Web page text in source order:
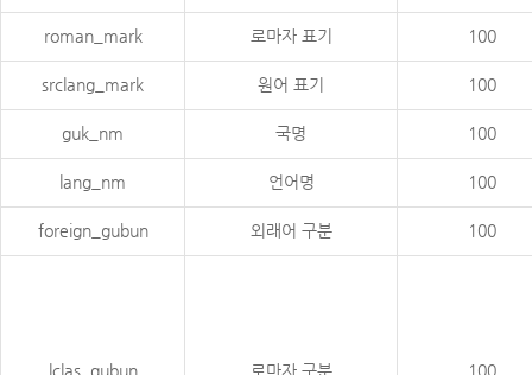
roman_mark 로마자 표기 100
srclang_mark 원어 표기 100
guk_nm 국명 100
lang_nm 언어명 100
foreign_gubun 외래어 구분 100
lclas_gubun 로마자 구분 100